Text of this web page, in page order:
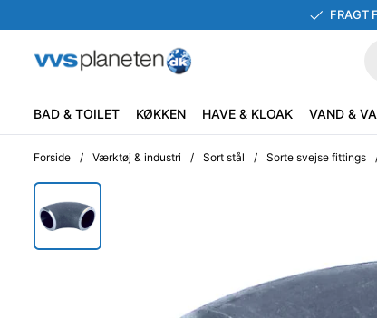
FRAGT
BAD & TOILET KØKKEN HAVE & KLOAK VAND &
Forside / Værktøj & industri / Sort stål / Sorte svejse fittings